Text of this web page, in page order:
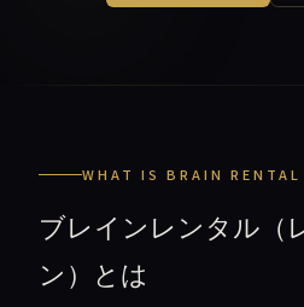
WHAT IS BRAIN RENTAL
ブレインレンタル（
ン）とは